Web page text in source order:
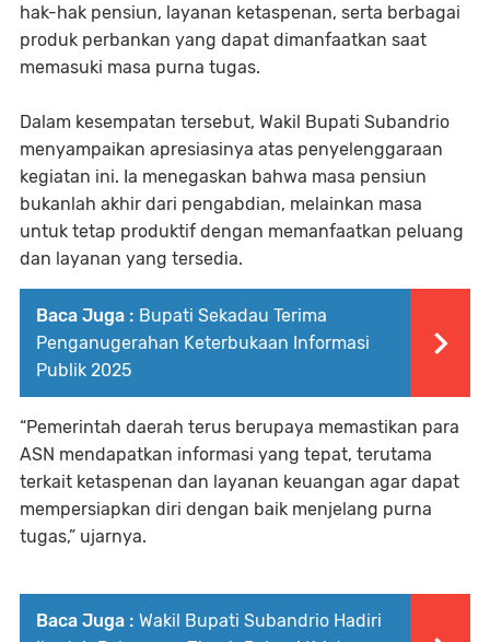
hak-hak pensiun, layanan ketaspenan, serta berbagai
produk perbankan yang dapat dimanfaatkan saat
memasuki masa purna tugas.
Dalam kesempatan tersebut, Wakil Bupati Subandrio
menyampaikan apresiasinya atas penyelenggaraan
kegiatan ini. Ia menegaskan bahwa masa pensiun
bukanlah akhir dari pengabdian, melainkan masa
untuk tetap produktif dengan memanfaatkan peluang
dan layanan yang tersedia.
Baca Juga : Bupati Sekadau Terima
Penganugerahan Keterbukaan Informasi
Publik 2025
“Pemerintah daerah terus berupaya memastikan para
ASN mendapatkan informasi yang tepat, terutama
terkait ketaspenan dan layanan keuangan agar dapat
mempersiapkan diri dengan baik menjelang purna
tugas,” ujarnya.
Baca Juga : Wakil Bupati Subandrio Hadiri